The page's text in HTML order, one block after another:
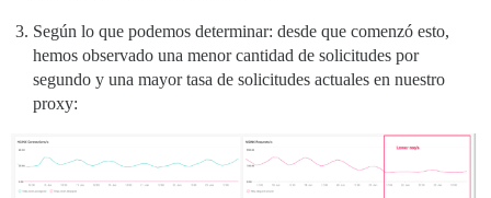
Según lo que podemos determinar: desde que comenzó esto,
hemos observado una menor cantidad de solicitudes por
segundo y una mayor tasa de solicitudes actuales en nuestro
proxy: